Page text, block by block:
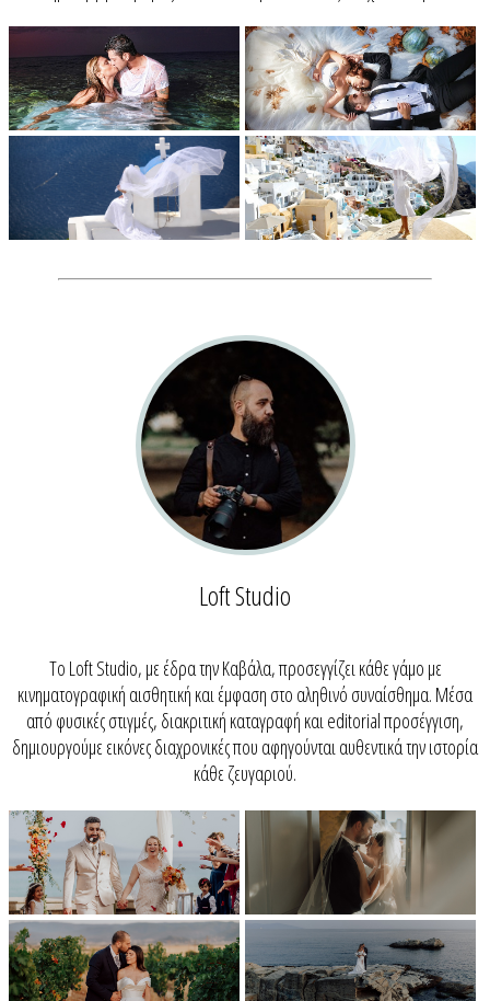
Loft Studio
Το Loft Studio, με έδρα την Καβάλα, προσεγγίζει κάθε γάμο με
κινηματογραφική αισθητική και έμφαση στο αληθινό συναίσθημα. Μέσα
από φυσικές στιγμές, διακριτική καταγραφή και editorial προσέγγιση,
δημιουργούμε εικόνες διαχρονικές που αφηγούνται αυθεντικά την ιστορία
κάθε ζευγαριού.